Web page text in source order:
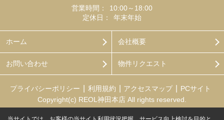
営業時間：
10:00～18:00
定休日：
年末年始
ホーム 会社概要
お問い合わせ 物件リクエスト
プライバシーポリシー 利用規約 アクセスマップ
PCサイト
Copyright(c) REOL神田本店 All rights reserved.